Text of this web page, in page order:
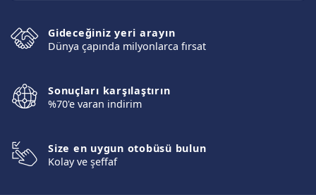
Gideceğiniz yeri arayın
Dünya çapında milyonlarca fırsat
Sonuçları karşılaştırın
%70'e varan indirim
Size en uygun otobüsü bulun
Kolay ve şeffaf